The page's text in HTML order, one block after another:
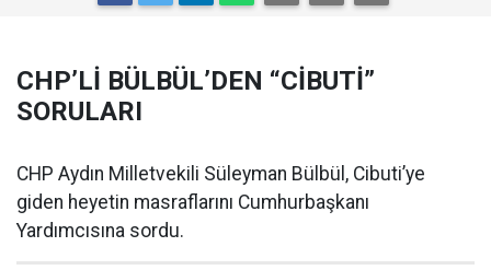
CHP’Lİ BÜLBÜL’DEN “CİBUTİ”
SORULARI
CHP Aydın Milletvekili Süleyman Bülbül, Cibuti’ye
giden heyetin masraflarını Cumhurbaşkanı
Yardımcısına sordu.